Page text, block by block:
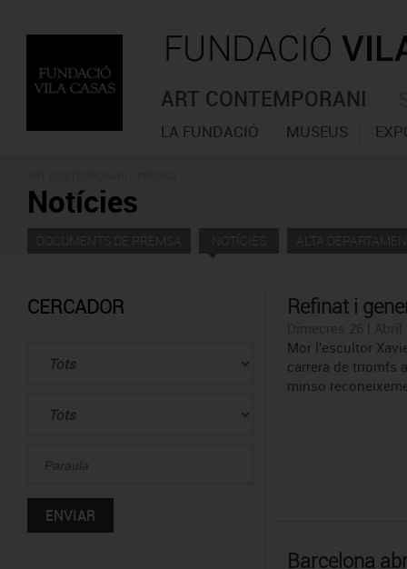
ART CONTEMPORANI
LA FUNDACIÓ MUSEUS
Notícies
DOCUMENTS DE PREMSA NOTÍCIES ALTA
CERCADOR Refinat i
Mor l'escultor
carrera de triomfs
minso
Barcelona